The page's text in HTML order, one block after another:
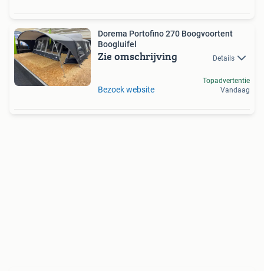
Dorema Portofino 270 Boogvoortent
Boogluifel
Zie omschrijving Details
Bezoek website
Topadvertentie
Vandaag